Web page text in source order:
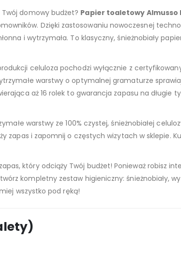
domowy budżet? Papier toaletowy Almusso
Dzięki zastosowaniu nowoczesnej
i wytrzymała. To klasyczny, śnieżnobiały
celuloza pochodzi wyłącznie z
warstwy o optymalnej gramaturze
aż 16 rolek to gwarancja zapasu na długie
warstwy ze 100% czystej, śnieżnobiałej
zapas i zapomnij o częstych wizytach w sklepie.
który odciąży Twój budżet! Ponieważ robisz
kompletny zestaw higieniczny: śnieżnobiały,
wszystko pod ręką!